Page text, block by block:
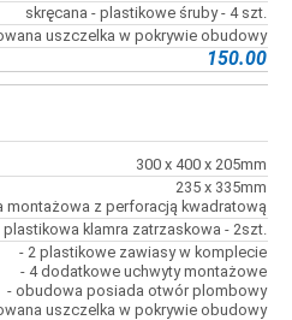
skręcana - plastikowe śruby - 4 szt.
uszczelka w pokrywie obudowy
150.00
300 x 400 x 205mm
235 x 335mm
montażowa z perforacją kwadratową
plastikowa klamra zatrzaskowa - 2szt.
- 2 plastikowe zawiasy w komplecie
- 4 dodatkowe uchwyty montażowe
- obudowa posiada otwór plombowy
uszczelka w pokrywie obudowy